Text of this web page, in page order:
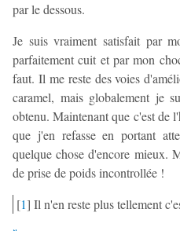
par le dessous.
Je suis vraiment satisfait par
parfaitement cuit et par mon
faut. Il me reste des voies
caramel, mais globalement je
obtenu. Maintenant que c'est de
que j'en refasse en portant
quelque chose d'encore mieux.
de prise de poids incontrollée !
[1] Il n'en reste plus tellement